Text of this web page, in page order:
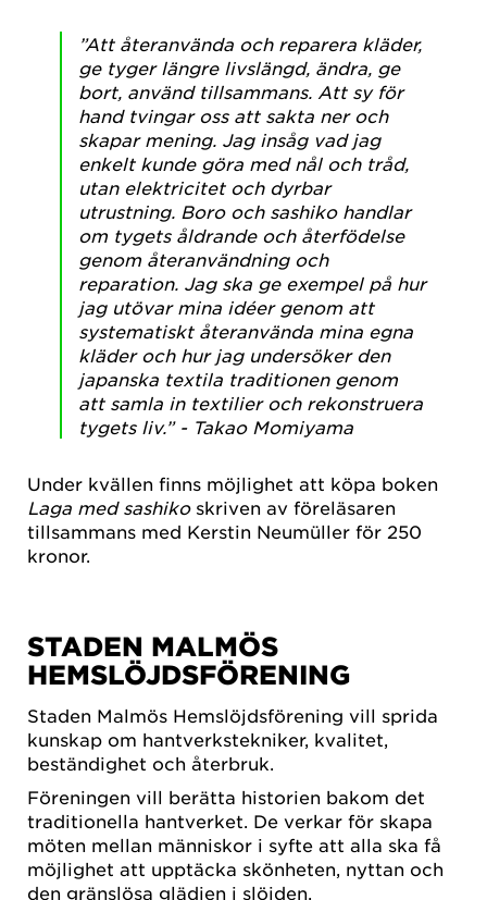
”Att återanvända och reparera kläder,
ge tyger längre livslängd, ändra, ge
bort, använd tillsammans. Att sy för
hand tvingar oss att sakta ner och
skapar mening. Jag insåg vad jag
enkelt kunde göra med nål och tråd,
utan elektricitet och dyrbar
utrustning. Boro och sashiko handlar
om tygets åldrande och återfödelse
genom återanvändning och
reparation. Jag ska ge exempel på hur
jag utövar mina idéer genom att
systematiskt återanvända mina egna
kläder och hur jag undersöker den
japanska textila traditionen genom
att samla in textilier och rekonstruera
tygets liv.” - Takao Momiyama
Under kvällen finns möjlighet att köpa boken
Laga med sashikoskriven av föreläsaren
tillsammans med Kerstin Neumüller för 250
kronor.
STADEN MALMÖS
HEMSLÖJDSFÖRENING
Staden Malmös Hemslöjdsförening vill sprida
kunskap om hantverkstekniker, kvalitet,
beständighet och återbruk.
Föreningen vill berätta historien bakom det
traditionella hantverket. De verkar för skapa
möten mellan människor i syfte att alla ska få
möjlighet att upptäcka skönheten, nyttan och
den gränslösa glädjen i slöjden.